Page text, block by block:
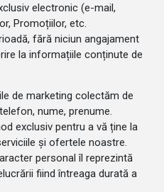
electronic (e-mail,
Promoțiilor, etc.
fără niciun angajament
la informațiile conținute de
marketing colectăm de
nume, prenume.
exclusiv pentru a vă ține la
și ofertele noastre.
personal îl reprezintă
fiind întreaga durată a